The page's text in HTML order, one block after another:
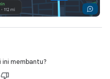
ini membantu?